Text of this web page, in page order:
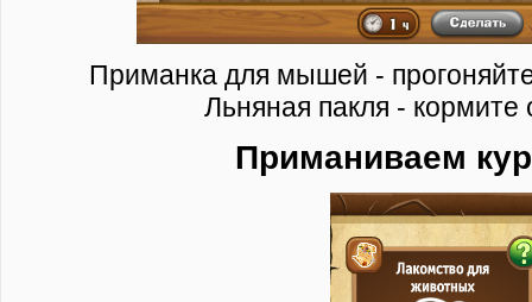
Приманка для мышей -
Льняная пакля - кормите
Приманиваем